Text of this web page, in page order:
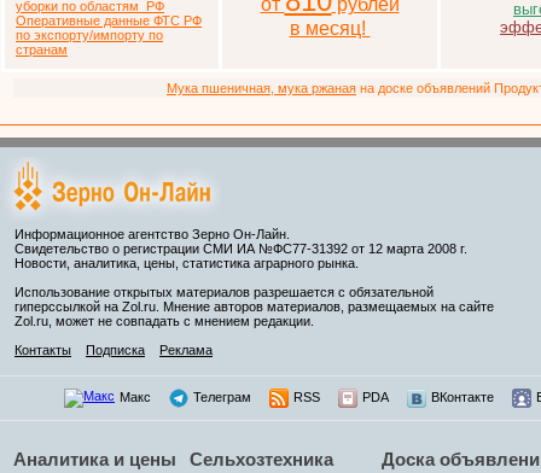
уборки по областям РФ
Оперативные данные ФТС РФ
по экспорту/импорту по
странам
от
рублей
в месяц!
Мука пшеничная, мука ржаная на доске объявлений
Информационное агентство Зерно Он-Лайн.
Свидетельство о регистрации СМИ ИА №ФС77-31392 от 12 марта 2008 г.
Новости, аналитика, цены, статистика аграрного рынка.
Использование открытых материалов разрешается с обязательной
гиперссылкой на Zol.ru. Мнение авторов материалов, размещаемых на сайте
Zol.ru, может не совпадать с мнением редакции.
Контакты
Подписка Реклама
Макс Телеграм RSS PDA ВКонтакте
Аналитика и цены Сельхозтехника Доска